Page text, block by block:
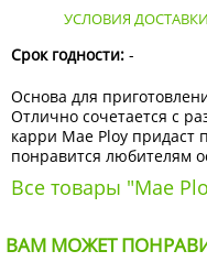
УСЛОВИЯ
Срок годности: -
Основа для
Отлично сочетается с
карри Mae Ploy придаст
понравится любителям
Все товары "Mae
ВАМ МОЖЕТ